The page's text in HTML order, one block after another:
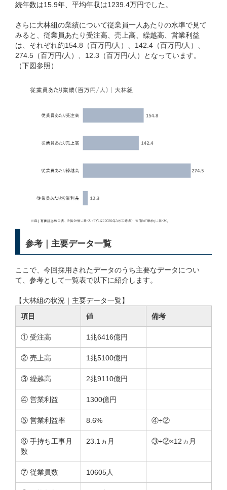
続年数は15.9年、平均年収は1239.4万円でした。
さらに大林組の業績について従業員一人あたりの水準で見て
みると、従業員あたり受注高、売上高、繰越高、営業利益
は、それぞれ約154.8（百万円/人）、142.4（百万円/人）、
274.5（百万円/人）、12.3（百万円/人）となっています。
（下図参照）
参考｜主要データ一覧
ここで、今回採用されたデータのうち主要なデータについ
て、参考として一覧表で以下に紹介します。
【大林組の状況｜主要データ一覧】
項目
値 備考
① 受注高 1兆6416億円
② 売上高 1兆5100億円
③ 繰越高 2兆9110億円
④ 営業利益 1300億円
⑤ 営業利益率 8.6% ④÷②
⑥ 手持ち工事月
数
23.1ヵ月 ③÷②×12ヵ月
⑦ 従業員数 10605人